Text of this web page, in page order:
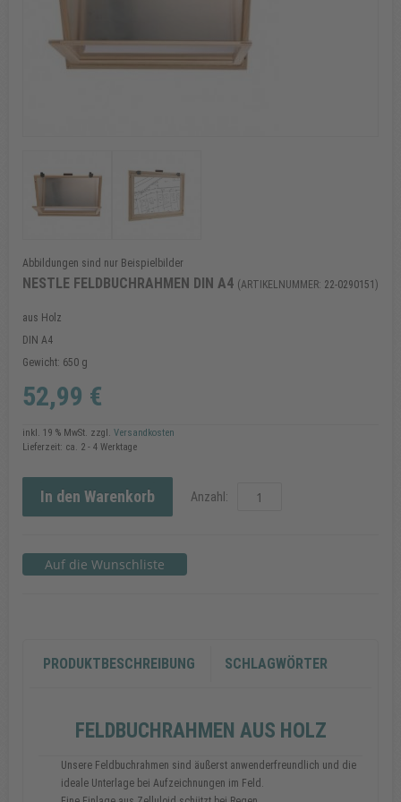
Abbildungen sind nur Beispielbilder
NESTLE FELDBUCHRAHMEN DIN A4 (ARTIKELNUMMER: 22-0290151 )
aus Holz
DIN A4
Gewicht: 650 g
52,99 €
inkl. 19 % MwSt. zzgl. Versandkosten
Lieferzeit: ca. 2 - 4 Werktage
In den Warenkorb Anzahl:
PRODUKTBESCHREIBUNG SCHLAGWÖRTER
FELDBUCHRAHMEN AUS HOLZ
Unsere Feldbuchrahmen sind äußerst anwenderfreundlich und die
ideale Unterlage bei Aufzeichnungen im Feld.